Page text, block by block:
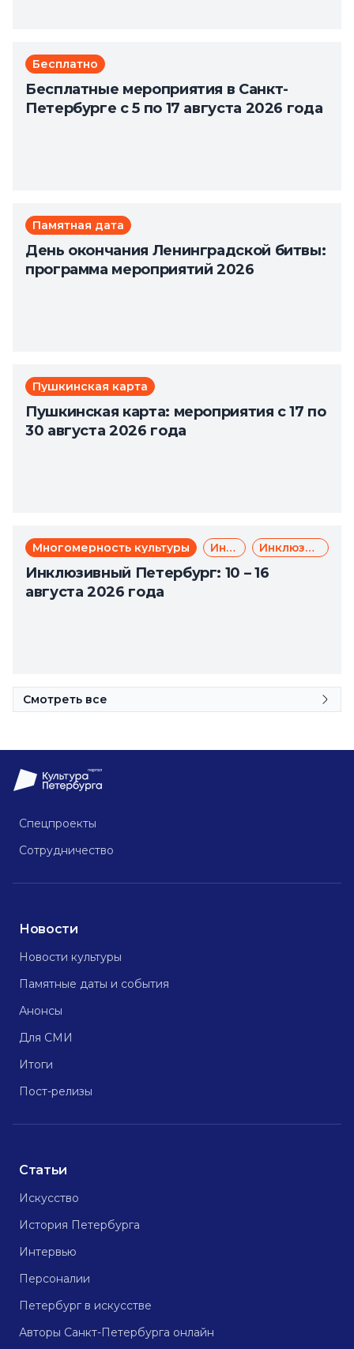
Бесплатно
Бесплатные мероприятия в Санкт-
Петербурге с 5 по 17 августа 2026 года
Памятная дата
День окончания Ленинградской битвы:
программа мероприятий 2026
Пушкинская карта
Пушкинская карта: мероприятия с 17 по
30 августа 2026 года
Многомерность культуры Инклюзия Инклюзивный туризм
Инклюзивный Петербург: 10 – 16
августа 2026 года
Смотреть все
Спецпроекты
Сотрудничество
Новости
Новости культуры
Памятные даты и события
Анонсы
Для СМИ
Итоги
Пост-релизы
Статьи
Искусство
История Петербурга
Интервью
Персоналии
Петербург в искусстве
Авторы Санкт-Петербурга онлайн